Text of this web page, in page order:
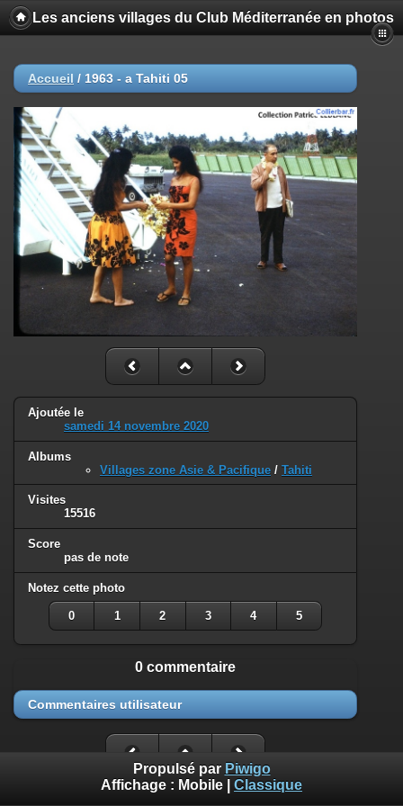
Les anciens villages du Club Méditerranée en photos
Accueil / 1963 - a Tahiti 05
Ajoutée le
samedi 14 novembre 2020
Albums
Villages zone Asie & Pacifique / Tahiti
Visites
15516
Score
pas de note
Notez cette photo
0 1 2 3 4 5
0 commentaire
Commentaires utilisateur
Propulsé par Piwigo
Affichage : Mobile Classique